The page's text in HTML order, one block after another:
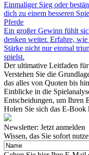
Einmaliger Sieg oder
dich zu einem besseren
Pferde
Ein großer Gewinn fühlt
denken weiter. Erfahre,
Stärke nicht nur einmal
spielst.
Der ultimative Leitfaden
Verstehen Sie die
das alles von Quoten bis
Einblicke in die
Entscheidungen, um Ihren
Holen Sie sich das E-Book
Newsletter: Jetzt anmelden
Wissen, das Sie sofort